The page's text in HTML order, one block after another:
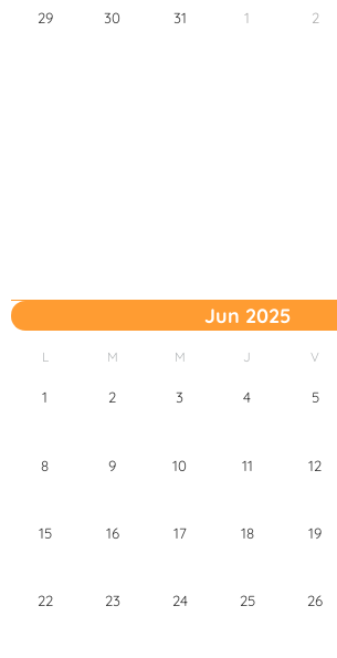
29 30 31 1 2
Jun 2025
L M M J V
1 2 3 4 5
8 9 10 11 12
15 16 17 18 19
22 23 24 25 26